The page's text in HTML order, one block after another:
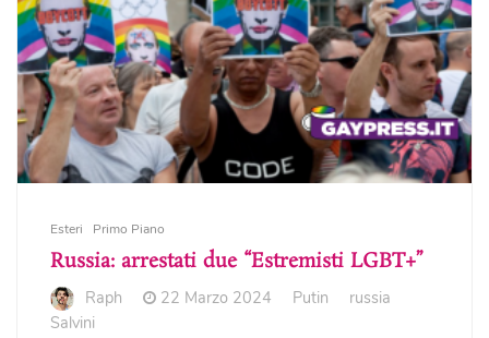
Esteri Primo Piano
Russia: arrestati due “Estremisti LGBT+”
Raph 22 Marzo 2024 Putin
russia
Salvini